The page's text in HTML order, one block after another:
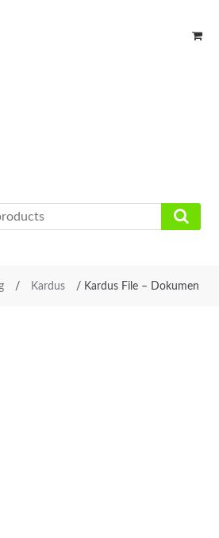
/ Kardus / Kardus File – Dokumen